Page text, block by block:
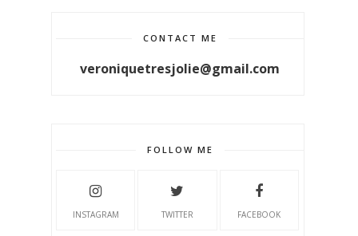
CONTACT ME
veroniquetresjolie@gmail.com
FOLLOW ME
INSTAGRAM TWITTER FACEBOOK